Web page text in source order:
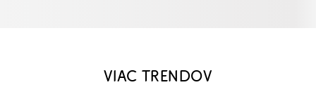
VIAC TRENDOV